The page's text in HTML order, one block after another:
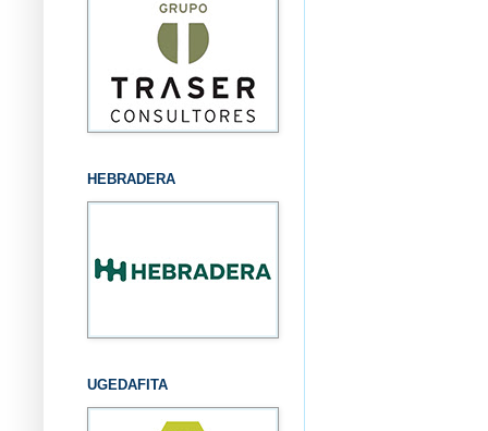
HEBRADERA
UGEDAFITA